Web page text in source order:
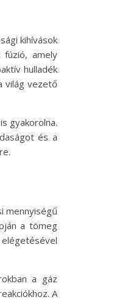
kihívások
amely
hulladék
világ vezető
gyakorolna.
és a
mennyiségű
a tömeg
a gáz
A